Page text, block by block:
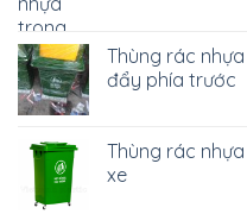
Thùng rác
đẩy phía trước
Thùng rác
xe